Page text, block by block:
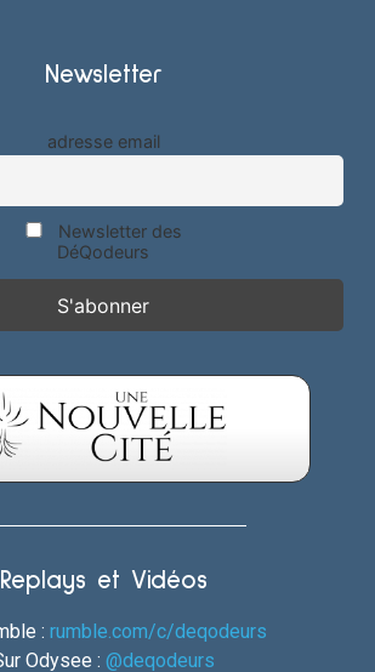
Newsletter
adresse email
Newsletter des
DéQodeurs
Replays et Vidéos
: rumble.com/c/deqodeurs
Odysee : @deqodeurs